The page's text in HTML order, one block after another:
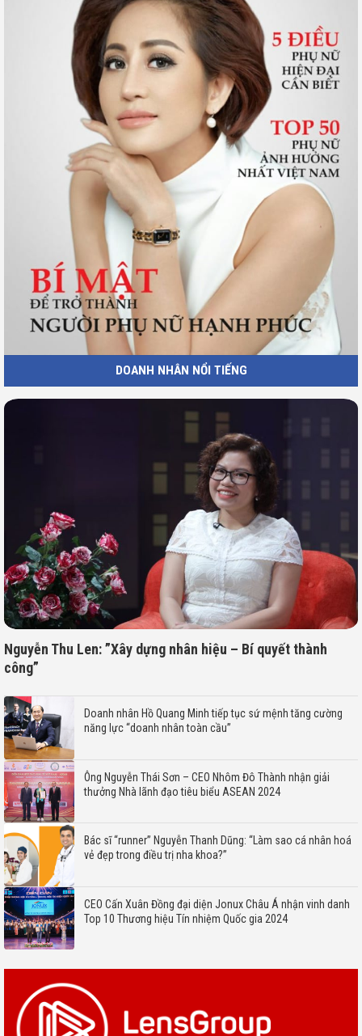
DOANH NHÂN NỔI TIẾNG
Nguyễn Thu Len: ”Xây dựng nhân hiệu – Bí quyết thành
công”
Doanh nhân Hồ Quang Minh tiếp tục sứ mệnh tăng cường
năng lực “doanh nhân toàn cầu”
Ông Nguyễn Thái Sơn – CEO Nhôm Đô Thành nhận giải
thưởng Nhà lãnh đạo tiêu biểu ASEAN 2024
Bác sĩ “runner” Nguyễn Thanh Dũng: “Làm sao cá nhân hoá
vẻ đẹp trong điều trị nha khoa?”
CEO Cấn Xuân Đồng đại diện Jonux Châu Á nhận vinh danh
Top 10 Thương hiệu Tín nhiệm Quốc gia 2024